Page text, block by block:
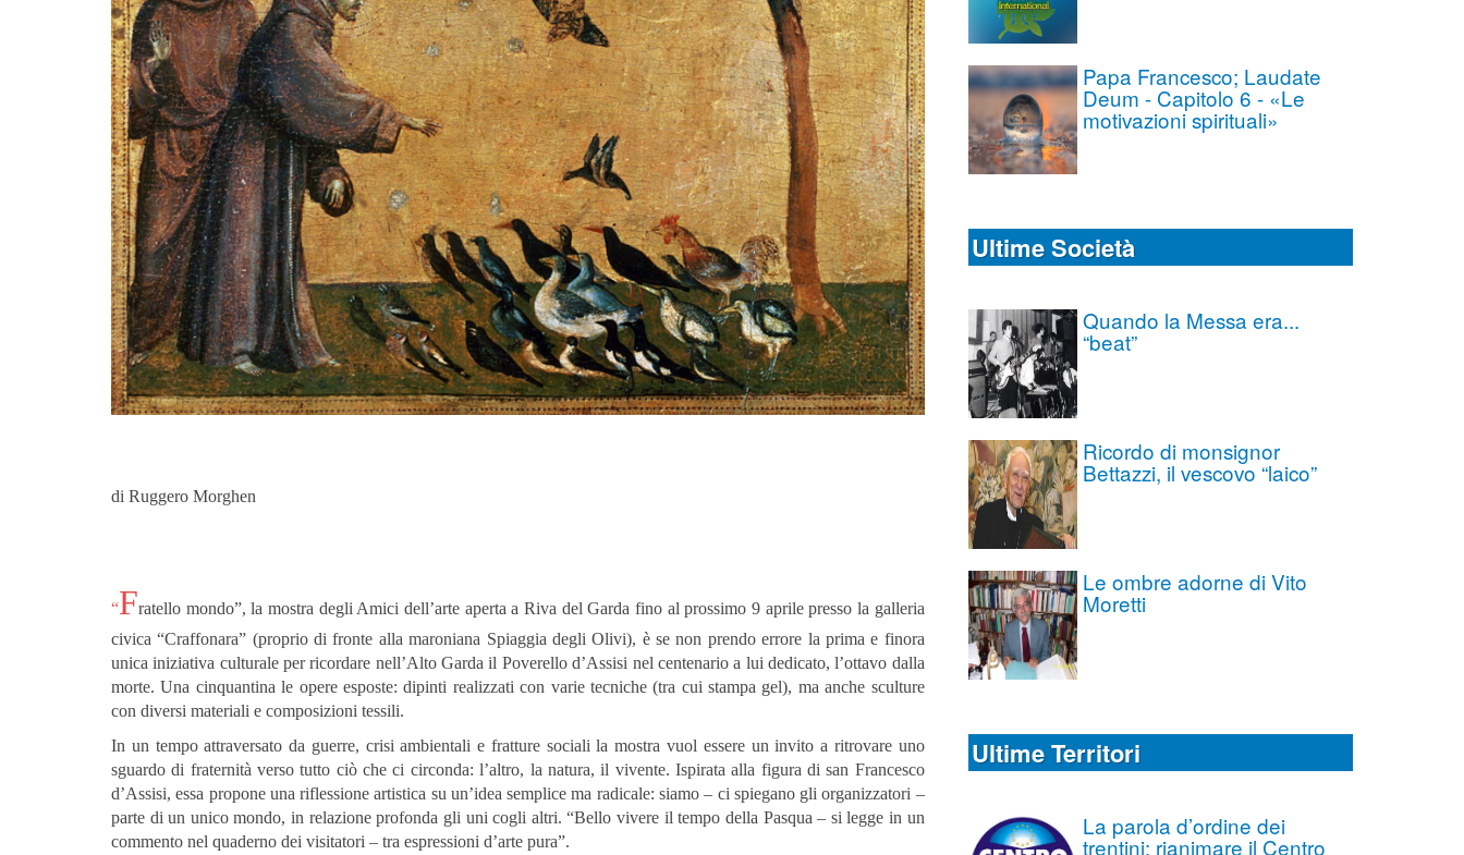
di Ruggero Morghen
“Fratello mondo”, la mostra degli Amici dell’arte aperta a Riva del Garda fino al prossimo 9 aprile presso la galleria
civica “Craffonara” (proprio di fronte alla maroniana Spiaggia degli Olivi), è se non prendo errore la prima e finora
unica iniziativa culturale per ricordare nell’Alto Garda il Poverello d’Assisi nel centenario a lui dedicato, l’ottavo dalla
morte. Una cinquantina le opere esposte: dipinti realizzati con varie tecniche (tra cui stampa gel), ma anche sculture
con diversi materiali e composizioni tessili.
In un tempo attraversato da guerre, crisi ambientali e fratture sociali la mostra vuol essere un invito a ritrovare uno
sguardo di fraternità verso tutto ciò che ci circonda: l’altro, la natura, il vivente. Ispirata alla figura di san Francesco
d’Assisi, essa propone una riflessione artistica su un’idea semplice ma radicale: siamo – ci spiegano gli organizzatori –
parte di un unico mondo, in relazione profonda gli uni cogli altri. “Bello vivere il tempo della Pasqua – si legge in un
commento nel quaderno dei visitatori – tra espressioni d’arte pura”.
Papa Francesco; Laudate
Deum - Capitolo 6 - «Le
motivazioni spirituali»
Ultime Società
Quando la Messa era...
“beat”
Ricordo di monsignor
Bettazzi, il vescovo “laico”
Le ombre adorne di Vito
Moretti
Ultime Territori
La parola d’ordine dei
trentini: rianimare il Centro